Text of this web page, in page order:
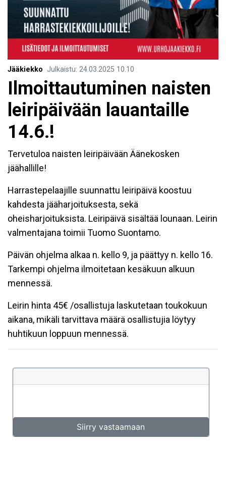
Jääkiekko Julkaistu: 24.03.2025 10.10
Ilmoittautuminen naisten
leiripäivään lauantaille
14.6.!
Tervetuloa naisten leiripäivään Äänekosken
jäähallille!
Harrastepelaajille suunnattu leiripäivä koostuu
kahdesta jääharjoituksesta, sekä
oheisharjoituksista. Leiripäivä sisältää lounaan. Leirin
valmentajana toimii Tuomo Suontamo.
Päivän ohjelma alkaa n. kello 9, ja päättyy n. kello 16.
Tarkempi ohjelma ilmoitetaan kesäkuun alkuun
mennessä.
Leirin hinta 45€ /osallistuja laskutetaan toukokuun
aikana, mikäli tarvittava määrä osallistujia löytyy
huhtikuun loppuun mennessä.